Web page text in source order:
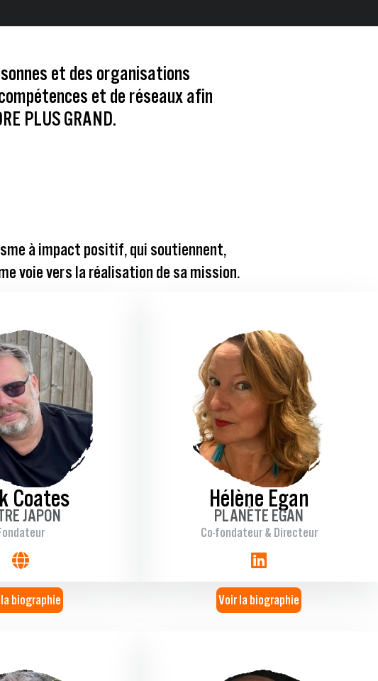
et des organisations
et de réseaux afin
PLUS GRAND.
à impact positif, qui soutiennent,
voie vers la réalisation de sa mission.
Coates
JAPON
biographie
Hélène Egan
PLANÈTE EGAN
Co-fondateur & Directeur
Voir la biographie